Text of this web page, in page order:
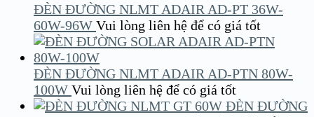
ĐÈN ĐƯỜNG NLMT ADAIR AD-PT 36W-
60W-96W Vui lòng liên hệ để có giá tốt
ĐÈN ĐƯỜNG NLMT ADAIR AD-PTN 80W-
100W Vui lòng liên hệ để có giá tốt
ĐÈN ĐƯỜNG